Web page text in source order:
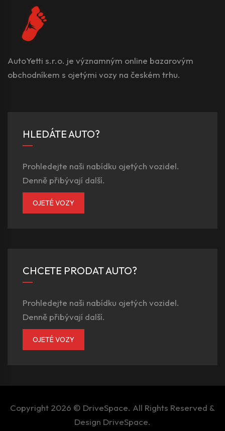
AutoYetti s.r.o. je významným online bazarovým
obchodníkem s ojetými vozy na českém trhu.
HLEDÁTE AUTO?
Prohledejte naši nabídku ojetých vozidel.
Denně přibývají další.
OJETÉ VOZY
CHCETE PRODAT AUTO?
Prohledejte naši nabídku ojetých vozidel.
Denně přibývají další.
OJETÉ VOZY
Copyright 2026 © DriveSpace. All Rights Reserved &
Design DriveSpace.